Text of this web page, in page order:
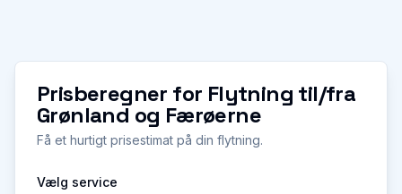
Prisberegner for Flytning til/fra
Grønland og Færøerne
Få et hurtigt prisestimat på din flytning.
Vælg service